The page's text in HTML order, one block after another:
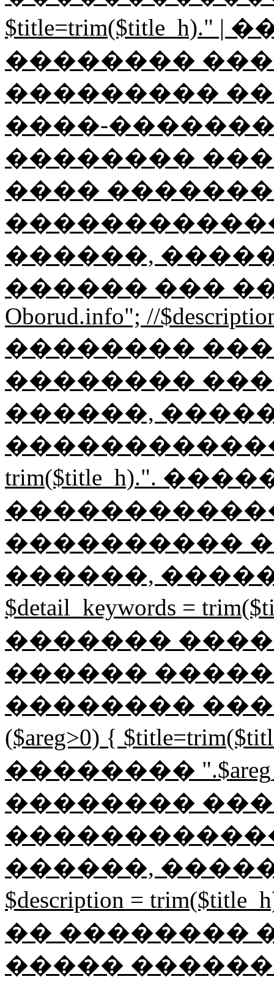
��������
���������
����-���������";
��������
����
������,
������ ���
Oborud.info"; //
��������
��������
������,
�������������";
trim($title_h).".
������������
����������
������,
$detail_keywords =
�������
������
��������
($areg>0) {
��������
��������
������,
$description =
�� ��������
�����